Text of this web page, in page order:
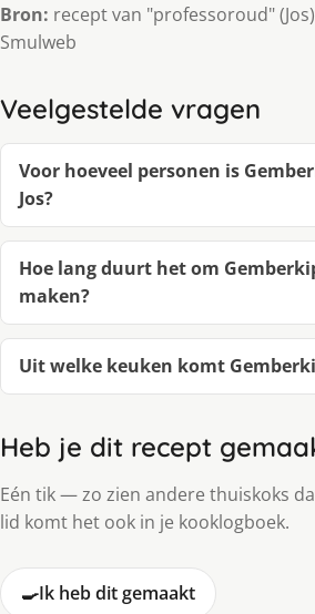
Bron: recept van "professoroud"
Smulweb
Veelgestelde vragen
Voor hoeveel personen is
Jos?
Hoe lang duurt het om
maken?
Uit welke keuken komt
Heb je dit recept
Eén tik — zo zien andere thuiskoks
lid komt het ook in je kooklogboek.
🍳Ik heb dit gemaakt